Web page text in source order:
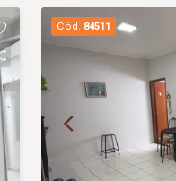
hospitais,
academias da
Cód. 84511